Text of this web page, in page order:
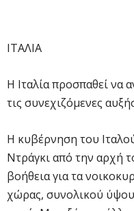
ΙΤΑΛΙΑ
Η Ιταλία προσπαθεί να
τις συνεχιζόμενες
H κυβέρνηση του
Ντράγκι από την αρχή
βοήθεια για τα
χώρας, συνολικού